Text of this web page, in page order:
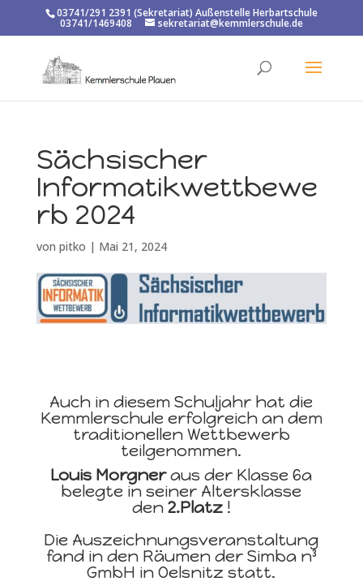
03741/291 2391 (Sekretariat) Außenstelle Herbartschule
03741/1469408 sekretariat@kemmlerschule.de
Sächsischer
Informatikwettbewe
rb 2024
von pitko | Mai 21, 2024
Auch in diesem Schuljahr hat die
Kemmlerschule erfolgreich an dem
traditionellen Wettbewerb
teilgenommen.
Louis Morgner aus der Klasse 6a
belegte in seiner Altersklasse
den 2.Platz !
Die Auszeichnungsveranstaltung
fand in den Räumen der Simba n³
GmbH in Oelsnitz statt.